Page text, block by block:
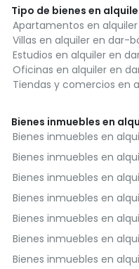
Tipo de bienes en
Apartamentos en
Villas en alquiler en dar-
Estudios en alquiler en
Oficinas en alquiler en
Tiendas y comercios en
Bienes inmuebles en
Bienes inmuebles en
Bienes inmuebles en
Bienes inmuebles en
Bienes inmuebles en
Bienes inmuebles en
Bienes inmuebles en
Bienes inmuebles en